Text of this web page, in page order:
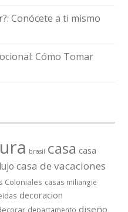
Conócete a ti mismo
Cómo Tomar
brasil casa casa
casa de vacaciones
Coloniales casas miliangie
decoracion
departamento diseño